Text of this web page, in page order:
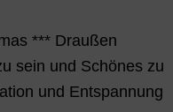
*** Draußen
sein und Schönes zu
und Entspannung